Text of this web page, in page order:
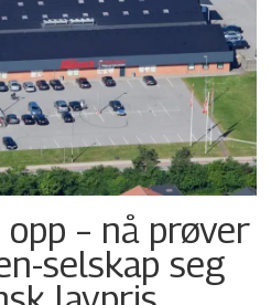
– nå prøver
selskap seg